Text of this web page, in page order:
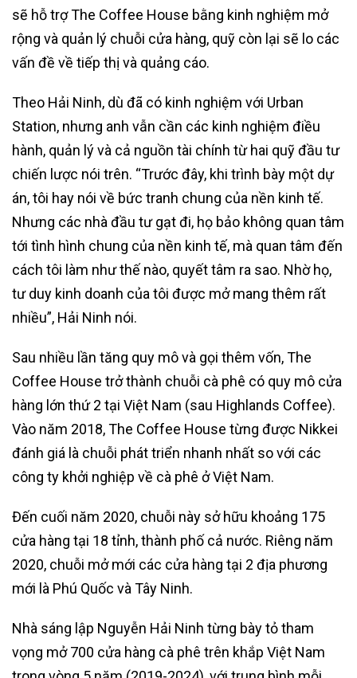
sẽ hỗ trợ The Coffee House bằng kinh nghiệm mở
rộng và quản lý chuỗi cửa hàng, quỹ còn lại sẽ lo các
vấn đề về tiếp thị và quảng cáo.
Theo Hải Ninh, dù đã có kinh nghiệm với Urban
Station, nhưng anh vẫn cần các kinh nghiệm điều
hành, quản lý và cả nguồn tài chính từ hai quỹ đầu tư
chiến lược nói trên. “Trước đây, khi trình bày một dự
án, tôi hay nói về bức tranh chung của nền kinh tế.
Nhưng các nhà đầu tư gạt đi, họ bảo không quan tâm
tới tình hình chung của nền kinh tế, mà quan tâm đến
cách tôi làm như thế nào, quyết tâm ra sao. Nhờ họ,
tư duy kinh doanh của tôi được mở mang thêm rất
nhiều”, Hải Ninh nói.
Sau nhiều lần tăng quy mô và gọi thêm vốn, The
Coffee House trở thành chuỗi cà phê có quy mô cửa
hàng lớn thứ 2 tại Việt Nam (sau Highlands Coffee).
Vào năm 2018, The Coffee House từng được Nikkei
đánh giá là chuỗi phát triển nhanh nhất so với các
công ty khởi nghiệp về cà phê ở Việt Nam.
Đến cuối năm 2020, chuỗi này sở hữu khoảng 175
cửa hàng tại 18 tỉnh, thành phố cả nước. Riêng năm
2020, chuỗi mở mới các cửa hàng tại 2 địa phương
mới là Phú Quốc và Tây Ninh.
Nhà sáng lập Nguyễn Hải Ninh từng bày tỏ tham
vọng mở 700 cửa hàng cà phê trên khắp Việt Nam